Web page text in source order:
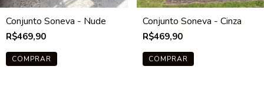
Conjunto Soneva - Nude
R$469,90
COMPRAR
Conjunto Soneva - Cinza
R$469,90
COMPRAR